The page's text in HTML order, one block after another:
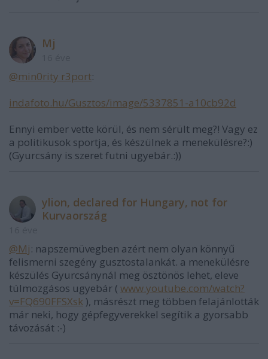
Mj
@min0rity r3port:
indafoto.hu/Gusztos/image/5337851-a10cb92d
Ennyi ember vette körül, és nem sérült meg?! Vagy ez
a politikusok sportja, és készülnek a menekülésre?:)
(Gyurcsány is szeret futni ugyebár.:))
ylion, declared for Hungary, not for
Kurvaország
@Mj: napszemüvegben azért nem olyan könnyű
felismerni szegény gusztostalankát. a menekülésre
készülés Gyurcsánynál meg ösztönös lehet, eleve
túlmozgásos ugyebár ( www.youtube.com/watch?
v=FQ690FFSXsk ), másrészt meg többen felajánlották
már neki, hogy gépfegyverekkel segítik a gyorsabb
távozását :-)